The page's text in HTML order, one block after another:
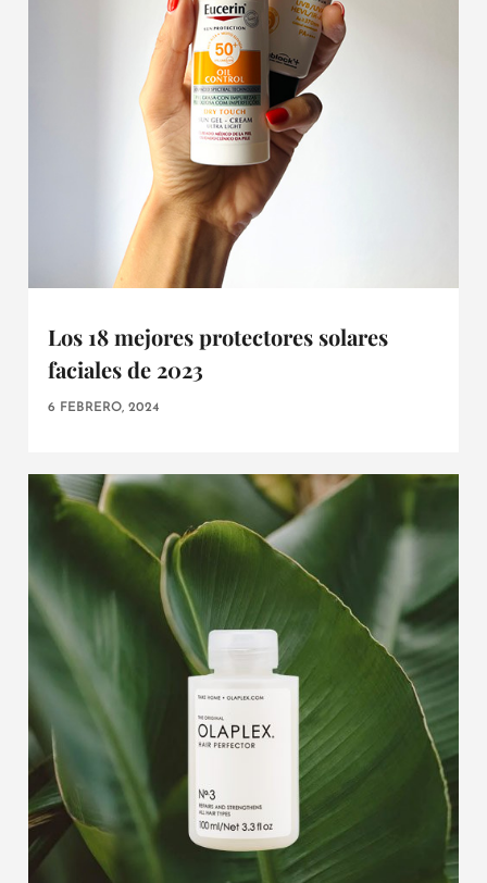
Los 18 mejores protectores solares
faciales de 2023
6 FEBRERO, 2024